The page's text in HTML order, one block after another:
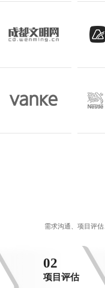
需求沟通、项目评
02
项目评估